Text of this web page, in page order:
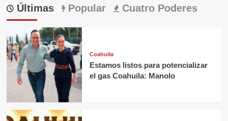
Últimas Popular Cuatro Poderes
Coahuila
Estamos listos para potencializar
el gas Coahuila: Manolo